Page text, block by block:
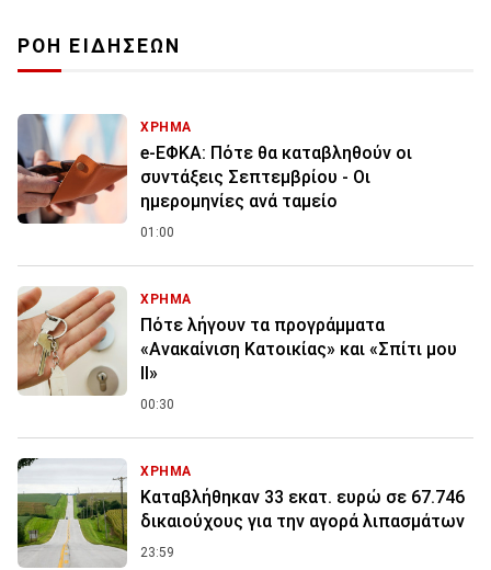
ΡΟΗ ΕΙΔΗΣΕΩΝ
ΧΡΗΜΑ
e-ΕΦΚΑ: Πότε θα καταβληθούν οι
συντάξεις Σεπτεμβρίου - Οι
ημερομηνίες ανά ταμείο
01:00
ΧΡΗΜΑ
Πότε λήγουν τα προγράμματα
«Ανακαίνιση Κατοικίας» και «Σπίτι μου
ΙΙ»
00:30
ΧΡΗΜΑ
Καταβλήθηκαν 33 εκατ. ευρώ σε 67.746
δικαιούχους για την αγορά λιπασμάτων
23:59